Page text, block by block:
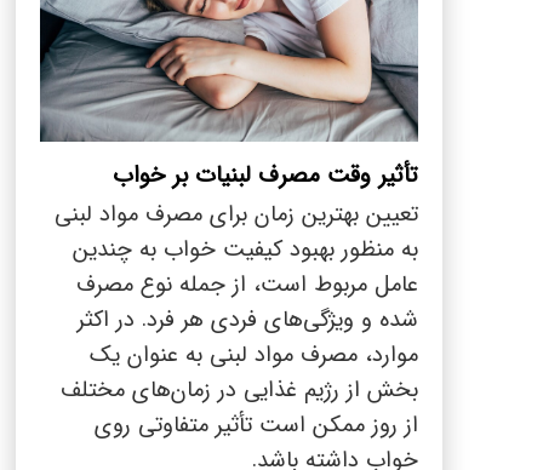
تأثیر وقت مصرف لبنیات بر خواب
تعیین بهترین زمان برای مصرف مواد لبنی
به منظور بهبود کیفیت خواب به چندین
عامل مربوط است، از جمله نوع مصرف
شده و ویژگی‌های فردی هر فرد. در اکثر
موارد، مصرف مواد لبنی به عنوان یک
بخش از رژیم غذایی در زمان‌های مختلف
از روز ممکن است تأثیر متفاوتی روی
خواب داشته باشد.